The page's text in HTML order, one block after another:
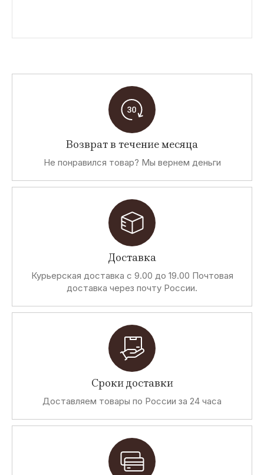
Возврат в течение месяца
Не понравился товар? Мы вернем деньги
Доставка
Курьерская доставка с 9.00 до 19.00 Почтовая
доставка через почту России.
Сроки доставки
Доставляем товары по России за 24 часа